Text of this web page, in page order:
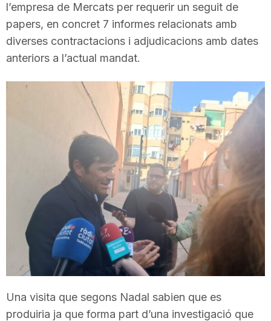
t
d
a
l’empresa de Mercats per requerir un seguit de
papers, en concret 7 informes relacionats amb
diverses contractacions i adjudicacions amb dates
anteriors a l’actual mandat.
Una visita que segons Nadal sabien que es
produiria ja que forma part d’una investigació que